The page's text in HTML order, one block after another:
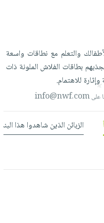
والتعلم معنطاقات واسعة
بطاقات الفلاش الملونةذات
وإثارة للاهتمام.
علىinfo@nwf.com
الزبائن الذين شاهدوا هذا